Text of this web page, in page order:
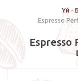
Үй -
Espresso
Espresso